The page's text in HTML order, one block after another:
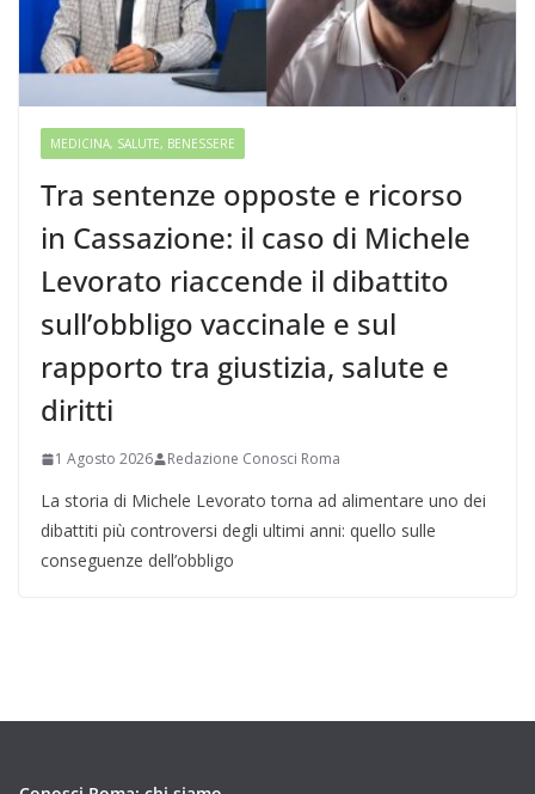
MEDICINA, SALUTE, BENESSERE
Tra sentenze opposte e ricorso
in Cassazione: il caso di Michele
Levorato riaccende il dibattito
sull’obbligo vaccinale e sul
rapporto tra giustizia, salute e
diritti
1 Agosto 2026 Redazione Conosci Roma
La storia di Michele Levorato torna ad alimentare uno dei
dibattiti più controversi degli ultimi anni: quello sulle
conseguenze dell’obbligo